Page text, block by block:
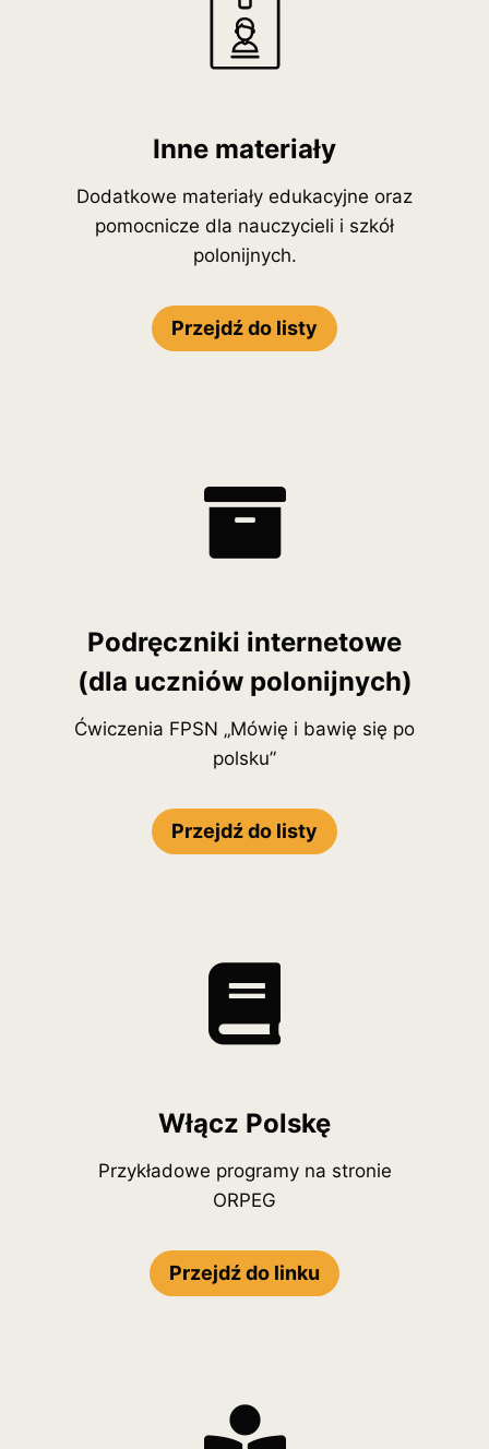
Inne materiały
Dodatkowe materiały edukacyjne oraz
pomocnicze dla nauczycieli i szkół
polonijnych.
Przejdź do listy
Podręczniki internetowe
(dla uczniów polonijnych)
Ćwiczenia FPSN „Mówię i bawię się po
polsku”
Przejdź do listy
Włącz Polskę
Przykładowe programy na stronie
ORPEG
Przejdź do linku